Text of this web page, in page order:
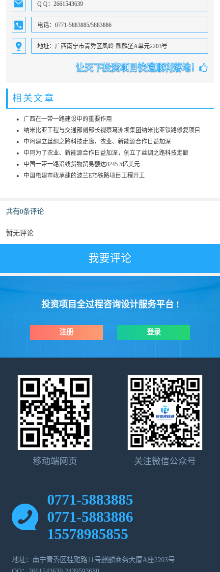
Q Q：2661543639
电话：0771-5883885/5883886
地址：广西南宁市青秀区凤岭·麒麟堡A单元2203号
让天下投资项目快速顺利落地！
相关文章
广西在一带一路建设中的重要作用
纳米比亚工程与交通部副部长视察葛洲坝集团纳米比亚铁路修复项目
中阿建立丝绸之路科技走廊，农业、新能源合作日益加深
中阿为了农业、新能源合作日益加深，创立了丝绸之路科技走廊
中国一带一路沿线货物贸易额达8245.5亿美元
中国电建市政承建的波兰E75铁路项目工程开工
共有0条评论
暂无评论
投资项目全过程咨询设计服务平台 !
注册 登录
移动端网页 关注微信公众号
0771-5883885
0771-5883886
15578985855
地址：南宁青秀区桂雅路11号麒麟商务大厦A座2203号